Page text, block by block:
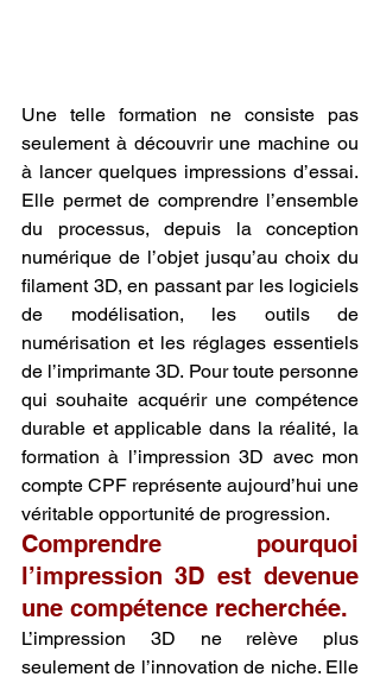
Une telle formation ne consiste pas
seulement à découvrir une machine ou
à lancer quelques impressions d’essai.
Elle permet de comprendre l’ensemble
du processus, depuis la conception
numérique de l’objet jusqu’au choix du
filament 3D, en passant par les logiciels
de modélisation, les outils de
numérisation et les réglages essentiels
de l’imprimante 3D. Pour toute personne
qui souhaite acquérir une compétence
durable et applicable dans la réalité, la
formation à l’impression 3D avec mon
compte CPF représente aujourd’hui une
véritable opportunité de progression.
Comprendre pourquoi
l’impression 3D est devenue
une compétence recherchée.
L’impression 3D ne relève plus
seulement de l’innovation de niche. Elle